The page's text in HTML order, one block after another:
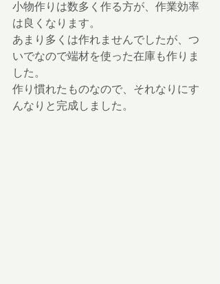
小物作りは数多く作る方が、作業効率
は良くなります。
あまり多くは作れませんでしたが、つ
いでなので端材を使った在庫も作りま
した。
作り慣れたものなので、それなりにす
んなりと完成しました。